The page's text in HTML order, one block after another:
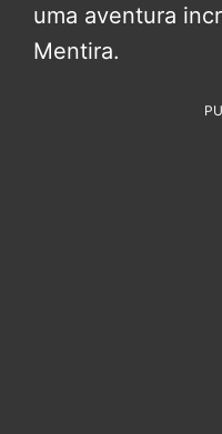
uma aventura
Mentira.